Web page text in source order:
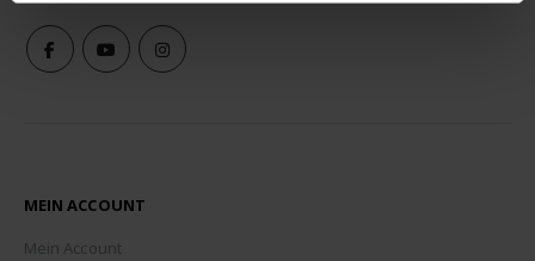
MEIN ACCOUNT
Mein Account